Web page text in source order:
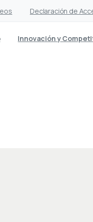
Declaración de
Innovación y